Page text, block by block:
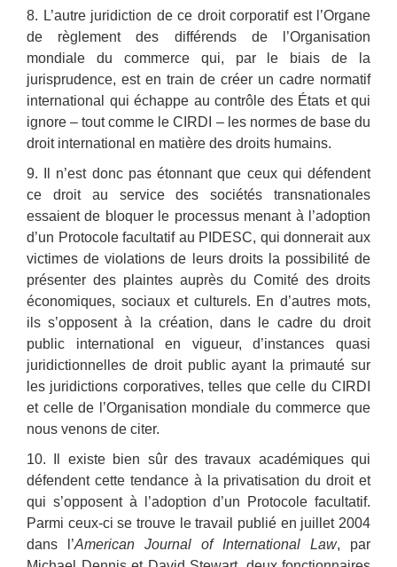
8. L’autre juridiction de ce droit corporatif est l’Organe
de règlement des différends de l’Organisation
mondiale du commerce qui, par le biais de la
jurisprudence, est en train de créer un cadre normatif
international qui échappe au contrôle des États et qui
ignore – tout comme le CIRDI – les normes de base du
droit international en matière des droits humains.
9. Il n’est donc pas étonnant que ceux qui défendent
ce droit au service des sociétés transnationales
essaient de bloquer le processus menant à l’adoption
d’un Protocole facultatif au PIDESC, qui donnerait aux
victimes de violations de leurs droits la possibilité de
présenter des plaintes auprès du Comité des droits
économiques, sociaux et culturels. En d’autres mots,
ils s’opposent à la création, dans le cadre du droit
public international en vigueur, d’instances quasi
juridictionnelles de droit public ayant la primauté sur
les juridictions corporatives, telles que celle du CIRDI
et celle de l’Organisation mondiale du commerce que
nous venons de citer.
10. Il existe bien sûr des travaux académiques qui
défendent cette tendance à la privatisation du droit et
qui s’opposent à l’adoption d’un Protocole facultatif.
Parmi ceux-ci se trouve le travail publié en juillet 2004
dans l’American Journal of International Law, par